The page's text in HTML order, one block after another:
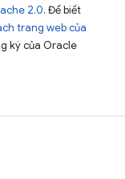
2.0. Để biết
trang web của
ký của Oracle